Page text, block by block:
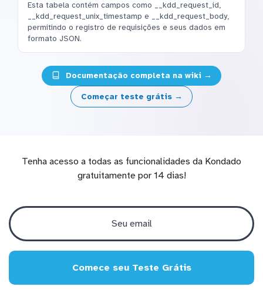
Esta tabela contém campos como __kdd_request_id,
__kdd_request_unix_timestamp e __kdd_request_body,
permitindo o registro de requisições e seus dados em
formato JSON.
Documentação completa na wiki →
Começar teste grátis →
Tenha acesso a todas as funcionalidades da Kondado
gratuitamente por 14 dias!
Comece seu Teste Grátis